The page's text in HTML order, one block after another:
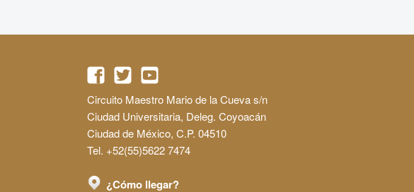
Circuito Maestro Mario de la Cueva s/n
Ciudad Universitaria, Deleg. Coyoacán
Ciudad de México, C.P. 04510
Tel. +52(55)5622 7474
¿Cómo llegar?